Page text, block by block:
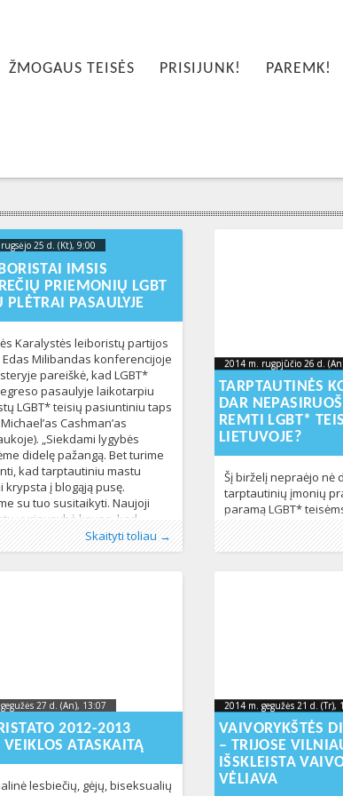
ŽMOGAUS TEISĖS PRISIJUNK! PAREMK!
25 d. (Kt), 9:00
13T20:14:51+00:00
IMSIS
PRIEMONIŲ LGBT
PLĖTRAI PASAULYJE
Karalystės leiboristų partijos
Milibandas konferencijoje
pareiškė, kad LGBT*
pasaulyje laikotarpiu
LGBT* teisių pasiuntiniu taps
Cashman’as
„Siekdami lygybės
didelę pažangą. Bet turime
kad tarptautiniu mastu
krypsta į blogąją pusę.
su tuo susitaikyti. Naujoji
vyriausybė kovos, kad
jog visame pasaulyje būtų
Skaityti toliau →
:Aliona, LGL
Naujienos154
,lgbt teises275
2014 m. rugpjūčio 26 d.
2014-08-
2014 m. rugpjūčio 26 d.
TARPTAUTINĖS
DAR
REMTI LGBT*
LIETUVOJE?
Šį birželį nepraėjo nė
tarptautinių įmonių
paramą LGBT*
Barakui Obamai
birželį Išdidumo
pasaulio kompanijos
Publikavo:Aliona, LGL
Kategorijos:Naujienos
Žymos:Baltic Pride,lgbt
sektorius399
27 d. (An), 13:07
2014-06-
30T15:18:22+00:00
2012-2013
ATASKAITĄ
lesbiečių, gėjų, biseksualių
2014 m. gegužės 21 d. (Tr),
2014-06-
2014 m. gegužės 21 d. (Tr),
VAIVORYKŠTĖS
– TRIJOSE
IŠSKLEISTA
VĖLIAVA